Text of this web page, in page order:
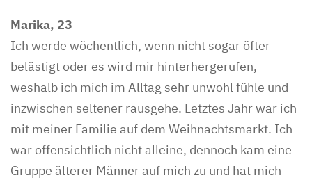
Marika, 23
Ich werde wöchentlich, wenn nicht sogar öfter
belästigt oder es wird mir hinterhergerufen,
weshalb ich mich im Alltag sehr unwohl fühle und
inzwischen seltener rausgehe. Letztes Jahr war ich
mit meiner Familie auf dem Weihnachtsmarkt. Ich
war offensichtlich nicht alleine, dennoch kam eine
Gruppe älterer Männer auf mich zu und hat mich